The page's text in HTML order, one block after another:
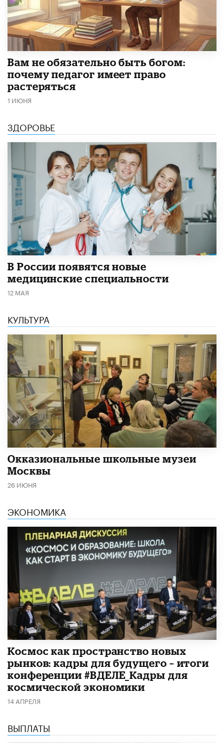
​Вам не обязательно быть богом:
почему педагог имеет право
растеряться
1 ИЮНЯ
ЗДОРОВЬЕ
В России появятся новые
медицинские специальности
12 МАЯ
КУЛЬТУРА
​Окказиональные школьные музеи
Москвы
26 ИЮНЯ
ЭКОНОМИКА
Космос как пространство новых
рынков: кадры для будущего – итоги
конференции #ВДЕЛЕ_Кадры для
космической экономики
14 АПРЕЛЯ
ВЫПЛАТЫ